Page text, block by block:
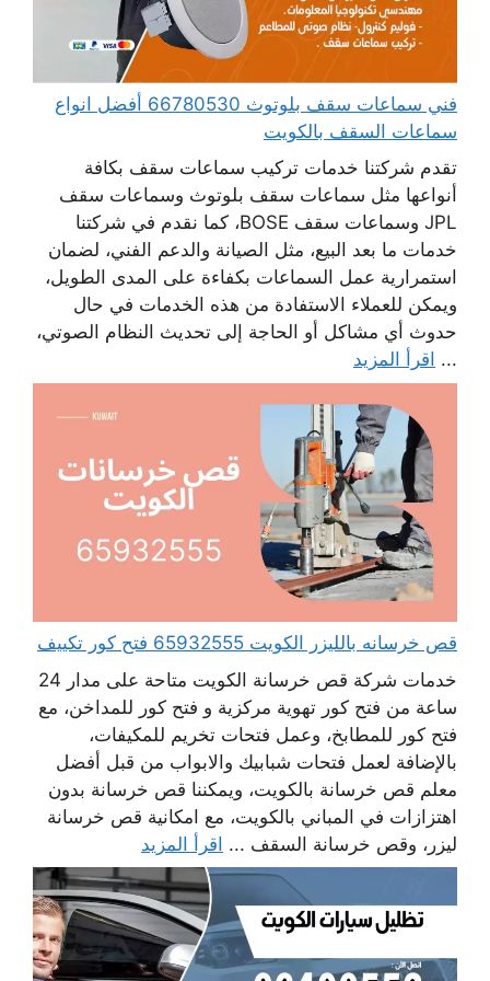
فني سماعات سقف بلوتوث 66780530 أفضل انواع
سماعات السقف بالكويت
تقدم شركتنا خدمات تركيب سماعات سقف بكافة
أنواعها مثل سماعات سقف بلوتوث وسماعات سقف
JPL وسماعات سقف BOSE، كما نقدم في شركتنا
خدمات ما بعد البيع، مثل الصيانة والدعم الفني، لضمان
استمرارية عمل السماعات بكفاءة على المدى الطويل،
ويمكن للعملاء الاستفادة من هذه الخدمات في حال
حدوث أي مشاكل أو الحاجة إلى تحديث النظام الصوتي،
... اقرأ المزيد
قص خرسانه بالليزر الكويت 65932555 فتح كور تكييف
خدمات شركة قص خرسانة الكويت متاحة على مدار 24
ساعة من فتح كور تهوية مركزية و فتح كور للمداخن، مع
فتح كور للمطابخ، وعمل فتحات تخريم للمكيفات،
بالإضافة لعمل فتحات شبابيك والابواب من قبل أفضل
معلم قص خرسانة بالكويت، ويمكننا قص خرسانة بدون
اهتزازات في المباني بالكويت، مع امكانية قص خرسانة
ليزر، وقص خرسانة السقف ... اقرأ المزيد